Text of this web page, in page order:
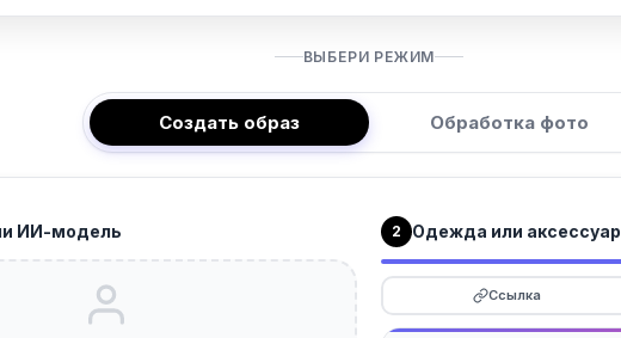
ВЫБЕРИ РЕЖИМ
Создать образ Обработка фото
ИИ-модель 2 Одежда или аксессуар
Ссылка